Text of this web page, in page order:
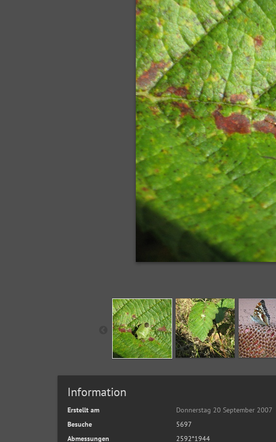
Information
Erstellt am
Donnerstag 20 September 2007
Besuche
5697
Abmessungen
2592*1944